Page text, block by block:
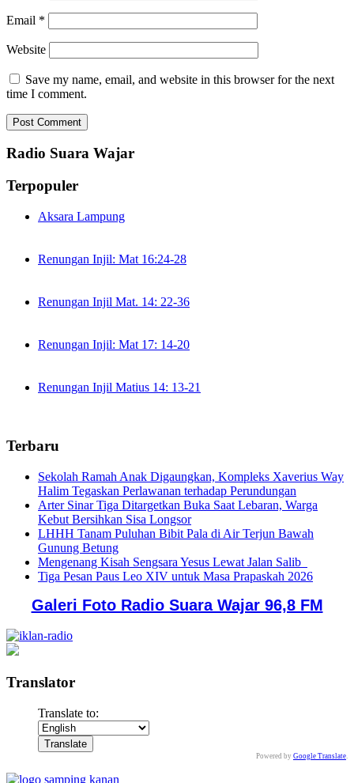
Email *
Website
Save my name, email, and website in this browser for the next
time I comment.
Radio Suara Wajar
Terpopuler
Aksara Lampung
Renungan Injil: Mat 16:24-28
Renungan Injil Mat. 14: 22-36
Renungan Injil: Mat 17: 14-20
Renungan Injil Matius 14: 13-21
Terbaru
Sekolah Ramah Anak Digaungkan, Kompleks Xaverius Way
Halim Tegaskan Perlawanan terhadap Perundungan
Arter Sinar Tiga Ditargetkan Buka Saat Lebaran, Warga
Kebut Bersihkan Sisa Longsor
LHHH Tanam Puluhan Bibit Pala di Air Terjun Bawah
Gunung Betung
Mengenang Kisah Sengsara Yesus Lewat Jalan Salib
Tiga Pesan Paus Leo XIV untuk Masa Prapaskah 2026
Galeri Foto Radio Suara Wajar 96,8 FM
Translator
Translate to:
Powered by Google Translate